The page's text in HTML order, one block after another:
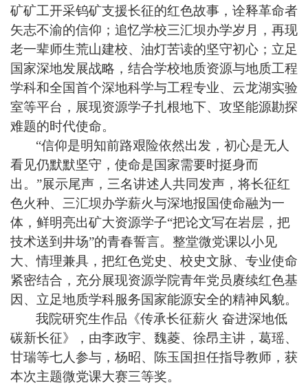
矿矿工开采钨矿支援长征的红色故事，诠释革命者
矢志不渝的信仰；追忆学校三汇坝办学岁月，再现
老一辈师生荒山建校、油灯苦读的坚守初心；立足
国家深地发展战略，结合学校地质资源与地质工程
学科和全国首个深地科学与工程专业、云龙湖实验
室等平台，展现资源学子扎根地下、攻坚能源勘探
难题的时代使命。
“信仰是明知前路艰险依然出发，初心是无人
看见仍默默坚守，使命是国家需要时挺身而
出。”展示尾声，三名讲述人共同发声，将长征红
色火种、三汇坝办学薪火与深地报国使命融为一
体，鲜明亮出矿大资源学子“把论文写在岩层，把
技术送到井场”的青春誓言。整堂微党课以小见
大、情理兼具，把红色党史、校史文脉、专业使命
紧密结合，充分展现资源学院青年党员赓续红色基
因、立足地质学科服务国家能源安全的精神风貌。
我院研究生作品《传承长征薪火 奋进深地低
碳新长征》，由李政宇、魏菱、徐昂主讲，葛瑶、
甘瑞等七人参与，杨昭、陈玉国担任指导教师，获
本次主题微党课大赛三等奖。